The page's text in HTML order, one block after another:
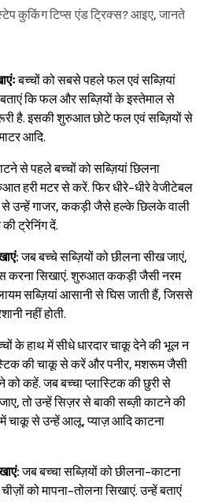
कुकिंग टिप्स एंड ट्रिक्स? आइए, जानते
बच्चों को सबसे पहले फल एवं सब्ज़ियां
बताएं कि फल और सब्ज़ियों के इस्तेमाल से
है. इसकी शुरुआत छोटे फल एवं सब्ज़ियों से
आदि.
से पहले बच्चों को सब्ज़ियां छिलना
हरी मटर से करें. फिर धीरे-धीरे वेजीटेबल
से उन्हें गाजर, ककड़ी जैसे हल्के छिलके वाली
ट्रेनिंग दें.
जब बच्चे सब्ज़ियों को छीलना सीख जाएं,
करना सिखाएं. शुरुआत ककड़ी जैसी नरम
सब्ज़ियां आसानी से घिस जाती हैं, जिससे
नहीं होती.
के हाथ में सीधे धारदार चाकू देने की भूल न
की चाकू से करें और पनीर, मशरूम जैसी
को कहें. जब बच्चा प्लास्टिक की छुरी से
तो उन्हें सिज़र से बाकी सब्ज़ी काटने की
चाकू से उन्हें आलू, प्याज़ आदि काटना
जब बच्चा सब्ज़ियों को छीलना-काटना
को मापना-तोलना सिखाएं. उन्हें बताएं